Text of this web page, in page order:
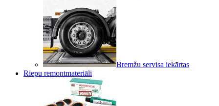
Bremžu servisa iekārtas
Riepu remontmateriāli